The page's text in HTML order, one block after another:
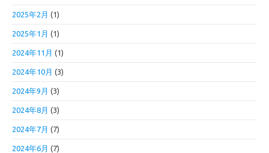
2025年2月 (1)
2025年1月 (1)
2024年11月 (1)
2024年10月 (3)
2024年9月 (3)
2024年8月 (3)
2024年7月 (7)
2024年6月 (7)